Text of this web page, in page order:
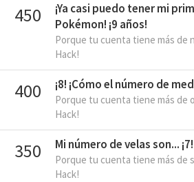
450
¡Ya casi puedo tener mi
Pokémon! ¡9 años!
Porque tu cuenta tiene más de
Hack!
400 ¡8! ¡Cómo el número de
Porque tu cuenta tiene más de
Hack!
350 Mi número de velas son... ¡7!
Porque tu cuenta tiene más de
Hack!